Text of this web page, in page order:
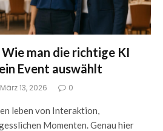
Wie man die richtige KI
Event auswählt
März 13, 2026 0
leben von Interaktion,
Momenten. Genau hier